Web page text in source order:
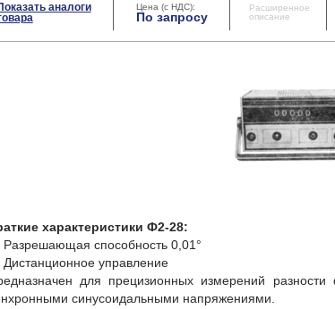
аналоги
Цена (с НДС):
По запросу
Расширенное
описание
характеристики Ф2-28:
способность 0,01°
управление
для прецизионных измерений
синусоидальными напряжениями.